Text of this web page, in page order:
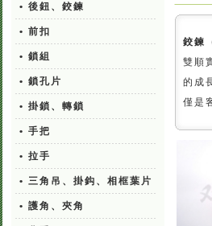
• 後鈕、鉸鍊
• 前扣
• 鎖組
• 鎖孔片
• 掛鎖、轉鎖
• 手把
• 拉手
• 三角吊、掛鈎、相框葉片
• 護角、夾角
鉸鍊
雙順
的成
僅是